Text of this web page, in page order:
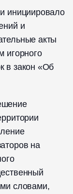
инициировало
и
акты
игорного
в закон «Об
на
словами,